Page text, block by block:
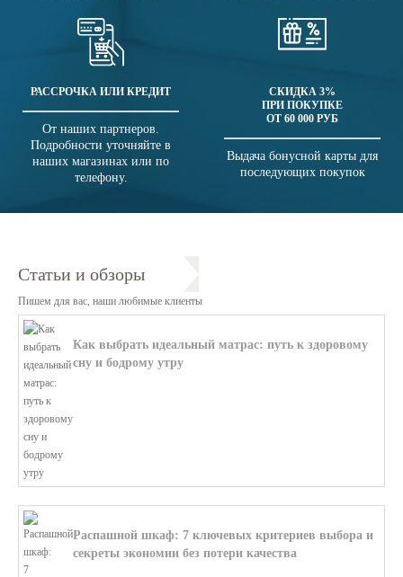
РАССРОЧКА ИЛИ КРЕДИТ
От наших партнеров.
Подробности уточняйте в
наших магазинах или по
телефону.
СКИДКА 3%
ПРИ ПОКУПКЕ
ОТ 60 000 РУБ
Выдача бонусной карты для
последующих покупок
Статьи и обзоры
Пишем для вас, наши любимые клиенты
Как выбрать идеальный матрас: путь к здоровому
сну и бодрому утру
Распашной шкаф: 7 ключевых критериев выбора и
секреты экономии без потери качества